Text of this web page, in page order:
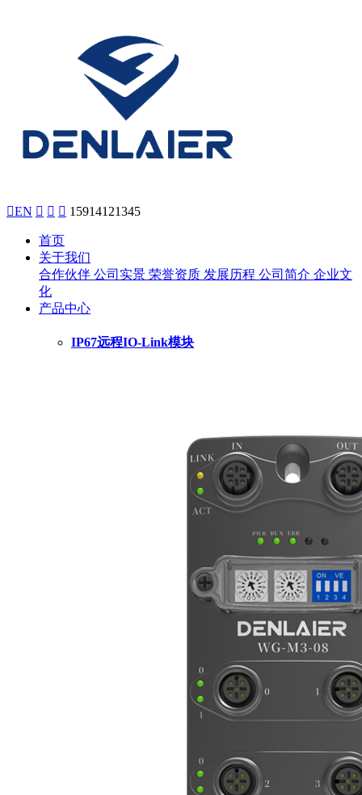
EN    15914121345
首页
关于我们
合作伙伴 公司实景 荣誉资质 发展历程 公司简介 企业文
化
产品中心
IP67远程IO-Link模块